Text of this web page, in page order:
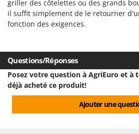
Effeuilleuses pour olives
Égreneuses à maïs
Éleveuses artificielles pour
Enfouisseurs de pierres
Enrouleurs de filets pour olives
Épareuses pour tracteur
Épépineuses
Campagnola
Campingaz
Castellari
Ceccato Olindo
Char-Broil
Classe
Clementi
griller des côtelettes ou des grands
il suffit simplement de le retourner
fonction des exigences.
Questions/Réponses
Posez votre question à AgriEuro et à
déjà acheté ce produit!
Ajouter une